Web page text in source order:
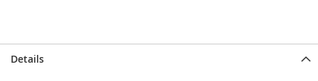
Details